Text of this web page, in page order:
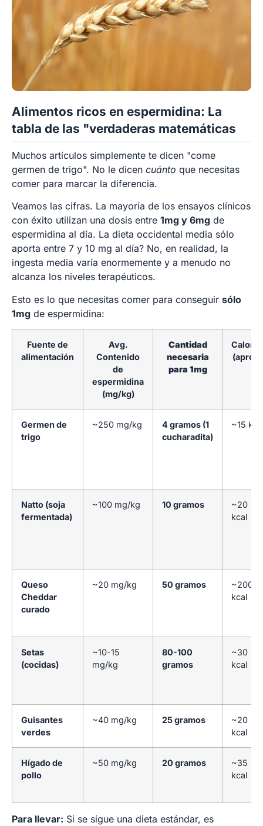
Alimentos ricos en espermidina: La
tabla de las "verdaderas matemáticas
Muchos artículos simplemente te dicen "come
germen de trigo". No le dicen cuánto que necesitas
comer para marcar la diferencia.
Veamos las cifras. La mayoría de los ensayos clínicos
con éxito utilizan una dosis entre 1mg y 6mg de
espermidina al día. La dieta occidental media sólo
aporta entre 7 y 10 mg al día? No, en realidad, la
ingesta media varía enormemente y a menudo no
alcanza los niveles terapéuticos.
Esto es lo que necesitas comer para conseguir sólo
1mg de espermidina:
Fuente de
alimentación
Avg.
Contenido
de
espermidina
(mg/kg)
Cantidad
necesaria
para 1mg
Germen de
trigo
~250 mg/kg
4 gramos (1
cucharadita)
~15
Natto (soja
fermentada)
~100 mg/kg 10 gramos
~20
kcal
Queso
Cheddar
curado
~20 mg/kg 50 gramos
~200
kcal
Setas
(cocidas)
~10-15
mg/kg
80-100
gramos
~30
kcal
Guisantes
verdes
~40 mg/kg 25 gramos
~20
kcal
Hígado de
pollo
~50 mg/kg 20 gramos
~35
kcal
Para llevar: Si se sigue una dieta estándar, es